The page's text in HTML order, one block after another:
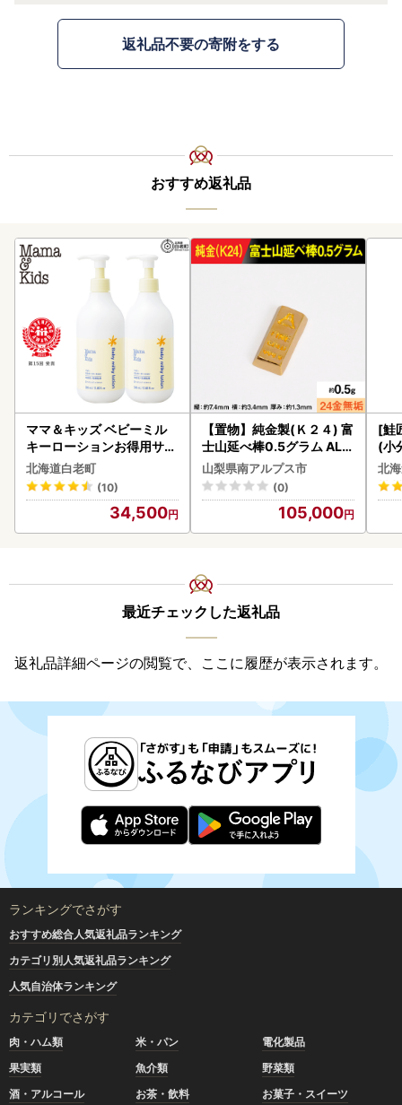
返礼品不要の寄附をする
おすすめ返礼品
ママ＆キッズ ベビーミル
キーローションお得用サイ
ズ 380ml 2本セット CH21
0
北海道白老町
(10)
34,500
【置物】純金製(Ｋ２４) 富
士山延べ棒0.5グラム ALP
BK181
山梨県南アルプス市
(0)
105,000
[鮭
(小
5
北
最近チェックした返礼品
返礼品詳細ページの閲覧で、ここに履歴が表示されます。
ランキングでさがす
おすすめ総合人気返礼品ランキング
カテゴリ別人気返礼品ランキング
人気自治体ランキング
カテゴリでさがす
肉・ハム類 米・パン
電化製品
果実類
魚介類
野菜類
酒・アルコール
お茶・飲料
お菓子・スイーツ